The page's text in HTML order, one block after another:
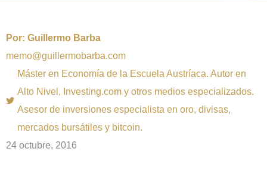
Por: Guillermo Barba
memo@guillermobarba.com
Máster en Economía de la Escuela Austríaca. Autor en
Alto Nivel, Investing.com y otros medios especializados.
Asesor de inversiones especialista en oro, divisas,
mercados bursátiles y bitcoin.
24 octubre, 2016